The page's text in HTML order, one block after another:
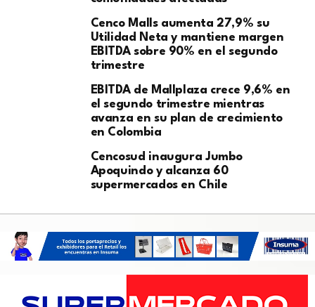
Cenco Malls aumenta 27,9% su
Utilidad Neta y mantiene margen
EBITDA sobre 90% en el segundo
trimestre
EBITDA de Mallplaza crece 9,6% en
el segundo trimestre mientras
avanza en su plan de crecimiento
en Colombia
Cencosud inaugura Jumbo
Apoquindo y alcanza 60
supermercados en Chile